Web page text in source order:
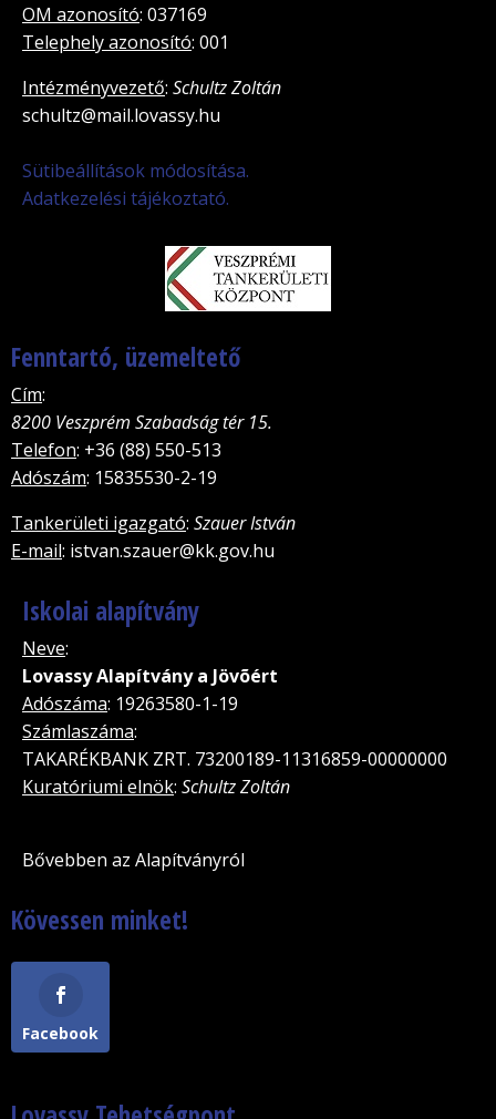
OM azonosító: 037169
Telephely azonosító: 001
Intézményvezető: Schultz Zoltán
schultz@mail.lovassy.hu
Sütibeállítások módosítása.
Adatkezelési tájékoztató.
Fenntartó, üzemeltető
Cím:
8200 Veszprém Szabadság tér 15.
Telefon: +36 (88) 550-513
Adószám: 15835530-2-19
Tankerületi igazgató: Szauer István
E-mail: istvan.szauer@kk.gov.hu
Iskolai alapítvány
Neve:
Lovassy Alapítvány a Jövõért
Adószáma: 19263580-1-19
Számlaszáma:
TAKARÉKBANK ZRT. 73200189-11316859-00000000
Kuratóriumi elnök: Schultz Zoltán
Bővebben az Alapítványról
Kövessen minket!
Facebook